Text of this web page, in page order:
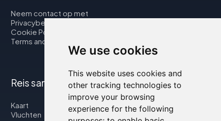
We use cookies
This website uses cookies and
other tracking technologies to
improve your browsing
experience for the following
Neem contact op met
Privacybeleid
Cookie Policy
Terms and Conditions
Reis samen met ons
Kaart
Vluchten